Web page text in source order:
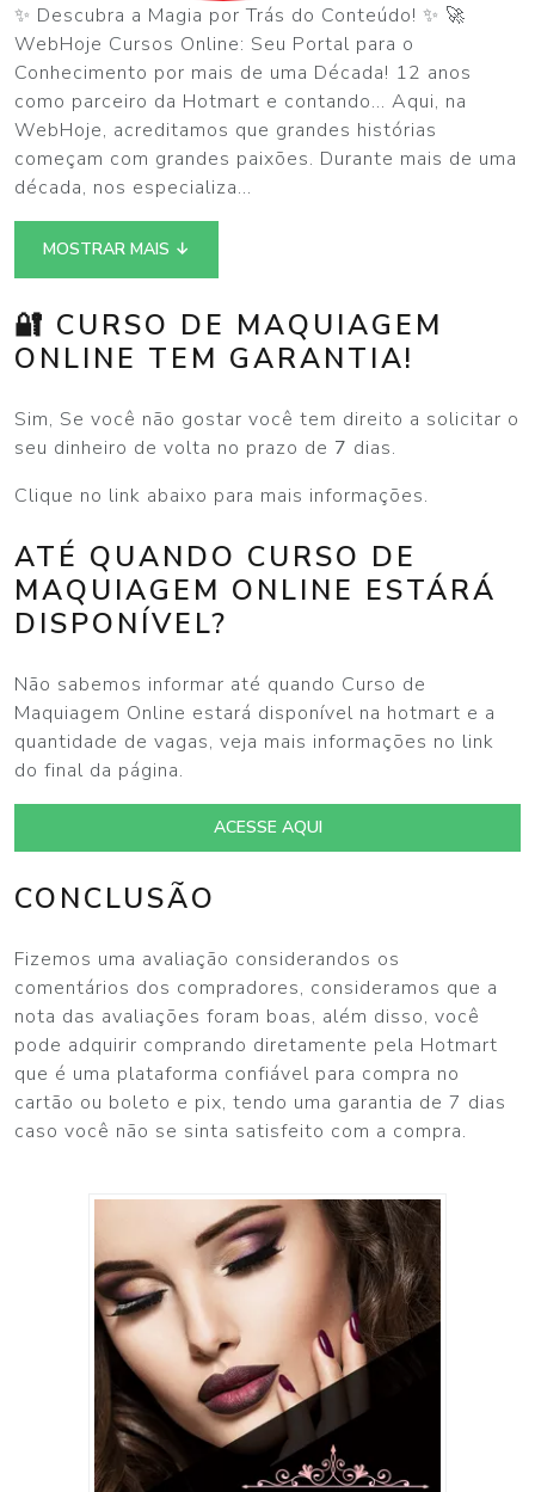
✨ Descubra a Magia por Trás do Conteúdo! ✨ 🚀
WebHoje Cursos Online: Seu Portal para o
Conhecimento por mais de uma Década! 12 anos
como parceiro da Hotmart e contando... Aqui, na
WebHoje, acreditamos que grandes histórias
começam com grandes paixões. Durante mais de uma
década, nos especializa...
MOSTRAR MAIS ↓
🔐 CURSO DE MAQUIAGEM
ONLINE TEM GARANTIA!
Sim, Se você não gostar você tem direito a solicitar o
seu dinheiro de volta no prazo de 7 dias.
Clique no link abaixo para mais informações.
ATÉ QUANDO CURSO DE
MAQUIAGEM ONLINE ESTÁRÁ
DISPONÍVEL?
Não sabemos informar até quando Curso de
Maquiagem Online estará disponível na hotmart e a
quantidade de vagas, veja mais informações no link
do final da página.
ACESSE AQUI
CONCLUSÃO
Fizemos uma avaliação considerandos os
comentários dos compradores, consideramos que a
nota das avaliações foram boas, além disso, você
pode adquirir comprando diretamente pela Hotmart
que é uma plataforma confiável para compra no
cartão ou boleto e pix, tendo uma garantia de 7 dias
caso você não se sinta satisfeito com a compra.